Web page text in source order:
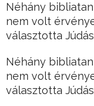
Néhány
nem volt
választotta
Néhány
nem volt
választotta